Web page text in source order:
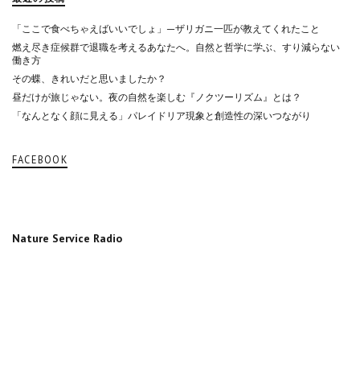
「ここで食べちゃえばいいでしょ」—ザリガニ一匹が教えてくれたこと
燃え尽き症候群で退職を考えるあなたへ。自然と哲学に学ぶ、すり減らない
働き方
その蝶、きれいだと思いましたか？
昼だけが旅じゃない。夜の自然を楽しむ『ノクツーリズム』とは？
「なんとなく顔に見える」パレイドリア現象と創造性の深いつながり
FACEBOOK
Nature Service Radio